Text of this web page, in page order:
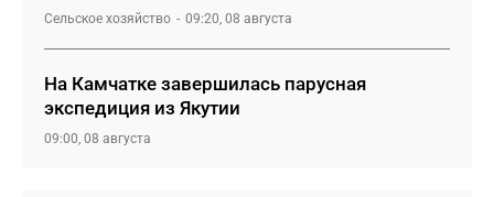
Сельское хозяйство 09:20, 08 августа
На Камчатке завершилась парусная
экспедиция из Якутии
09:00, 08 августа